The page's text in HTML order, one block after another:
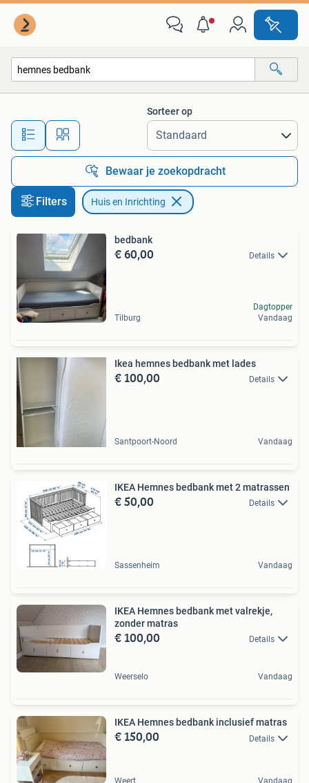
Alle afstanden…
Sorteer op
Bewaar je zoekopdracht
Filters Huis en Inrichting
bedbank
€ 60,00 Details
Tilburg
Dagtopper
Vandaag
Ikea hemnes bedbank met lades
€ 100,00 Details
Santpoort-Noord Vandaag
IKEA Hemnes bedbank met 2 matrassen
€ 50,00 Details
Sassenheim Vandaag
IKEA Hemnes bedbank met valrekje,
zonder matras
€ 100,00 Details
Weerselo Vandaag
IKEA Hemnes bedbank inclusief matras
€ 150,00 Details
Weert Vandaag